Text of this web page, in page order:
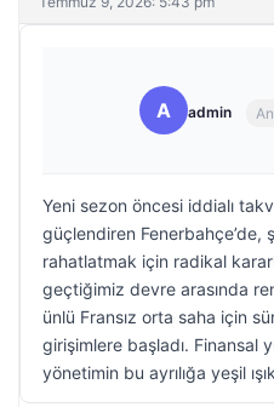
A admin
Yeni sezon öncesi iddialı
güçlendiren Fenerbahçe’de,
rahatlatmak için radikal
geçtiğimiz devre arasında
ünlü Fransız orta saha için
girişimlere başladı. Finansal
yönetimin bu ayrılığa yeşil